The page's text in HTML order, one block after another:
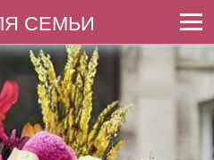
СЕМЬИ